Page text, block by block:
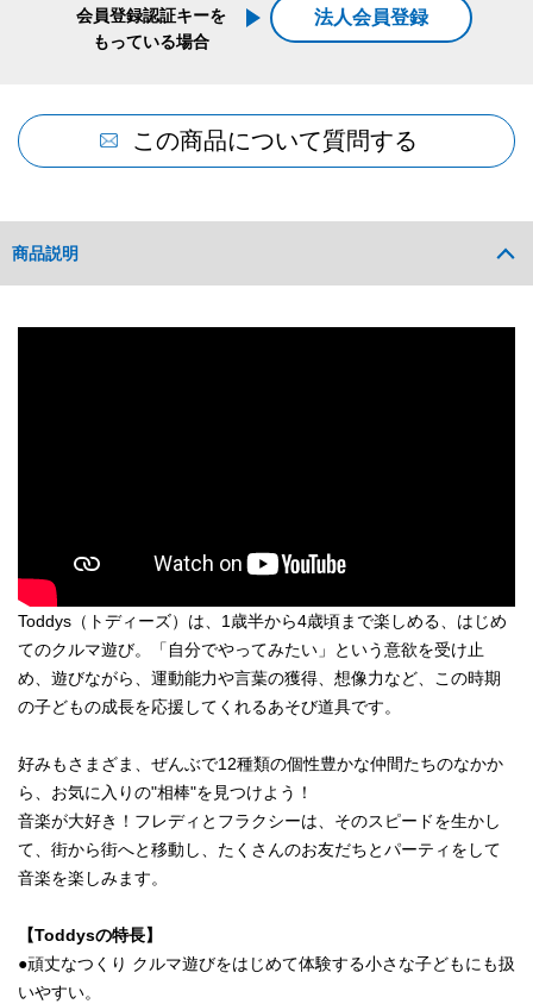
会員登録認証キーを
もっている場合
法人会員登録
この商品について質問する
商品説明
Toddys（トディーズ）は、1歳半から4歳頃まで楽しめる、はじめ
てのクルマ遊び。「自分でやってみたい」という意欲を受け止
め、遊びながら、運動能力や言葉の獲得、想像力など、この時期
の子どもの成長を応援してくれるあそび道具です。
好みもさまざま、ぜんぶで12種類の個性豊かな仲間たちのなかか
ら、お気に入りの"相棒"を見つけよう！
音楽が大好き！フレディとフラクシーは、そのスピードを生かし
て、街から街へと移動し、たくさんのお友だちとパーティをして
音楽を楽しみます。
【Toddysの特長】
●頑丈なつくり クルマ遊びをはじめて体験する小さな子どもにも扱
いやすい。